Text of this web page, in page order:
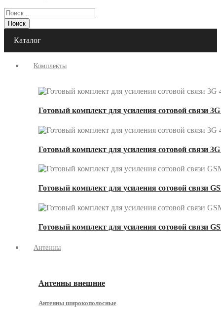
Поиск
Каталог
Комплекты
Готовый комплект для усиления сотовой связи
Готовый комплект для усиления сотовой связи
Готовый комплект для усиления сотовой связи
Готовый комплект для усиления сотовой связи
Антенны
Антенны внешние
Антенны широкополосные